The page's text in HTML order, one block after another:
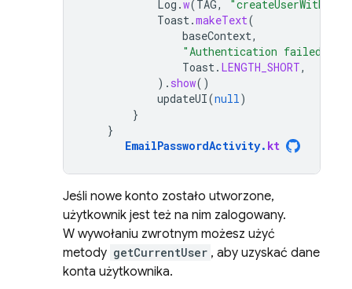
Log .w(TAG,
Toast.makeText(
baseContext,
"Authentication failed."
Toast. LENGTH_SHORT,
). show()
updateUI(null)
}
}
EmailPasswordActivity. kt
Jeśli nowe konto zostało utworzone,
użytkownik jest też na nim zalogowany.
W wywołaniu zwrotnym możesz użyć
metody getCurrentUser , aby uzyskać dane
konta użytkownika.